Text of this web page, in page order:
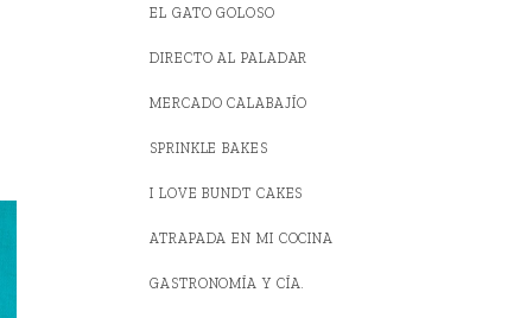
EL GATO GOLOSO
DIRECTO AL PALADAR
MERCADO CALABAJÍO
SPRINKLE BAKES
I LOVE BUNDT CAKES
ATRAPADA EN MI COCINA
GASTRONOMÍA Y CÍA.